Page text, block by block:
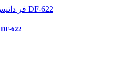
فر داتیس توکار گاز و برق مدل DF-622